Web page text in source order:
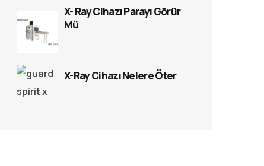
X- Ray Cihazı Parayı Görür
Mü
X-Ray Cihazı Nelere Öter